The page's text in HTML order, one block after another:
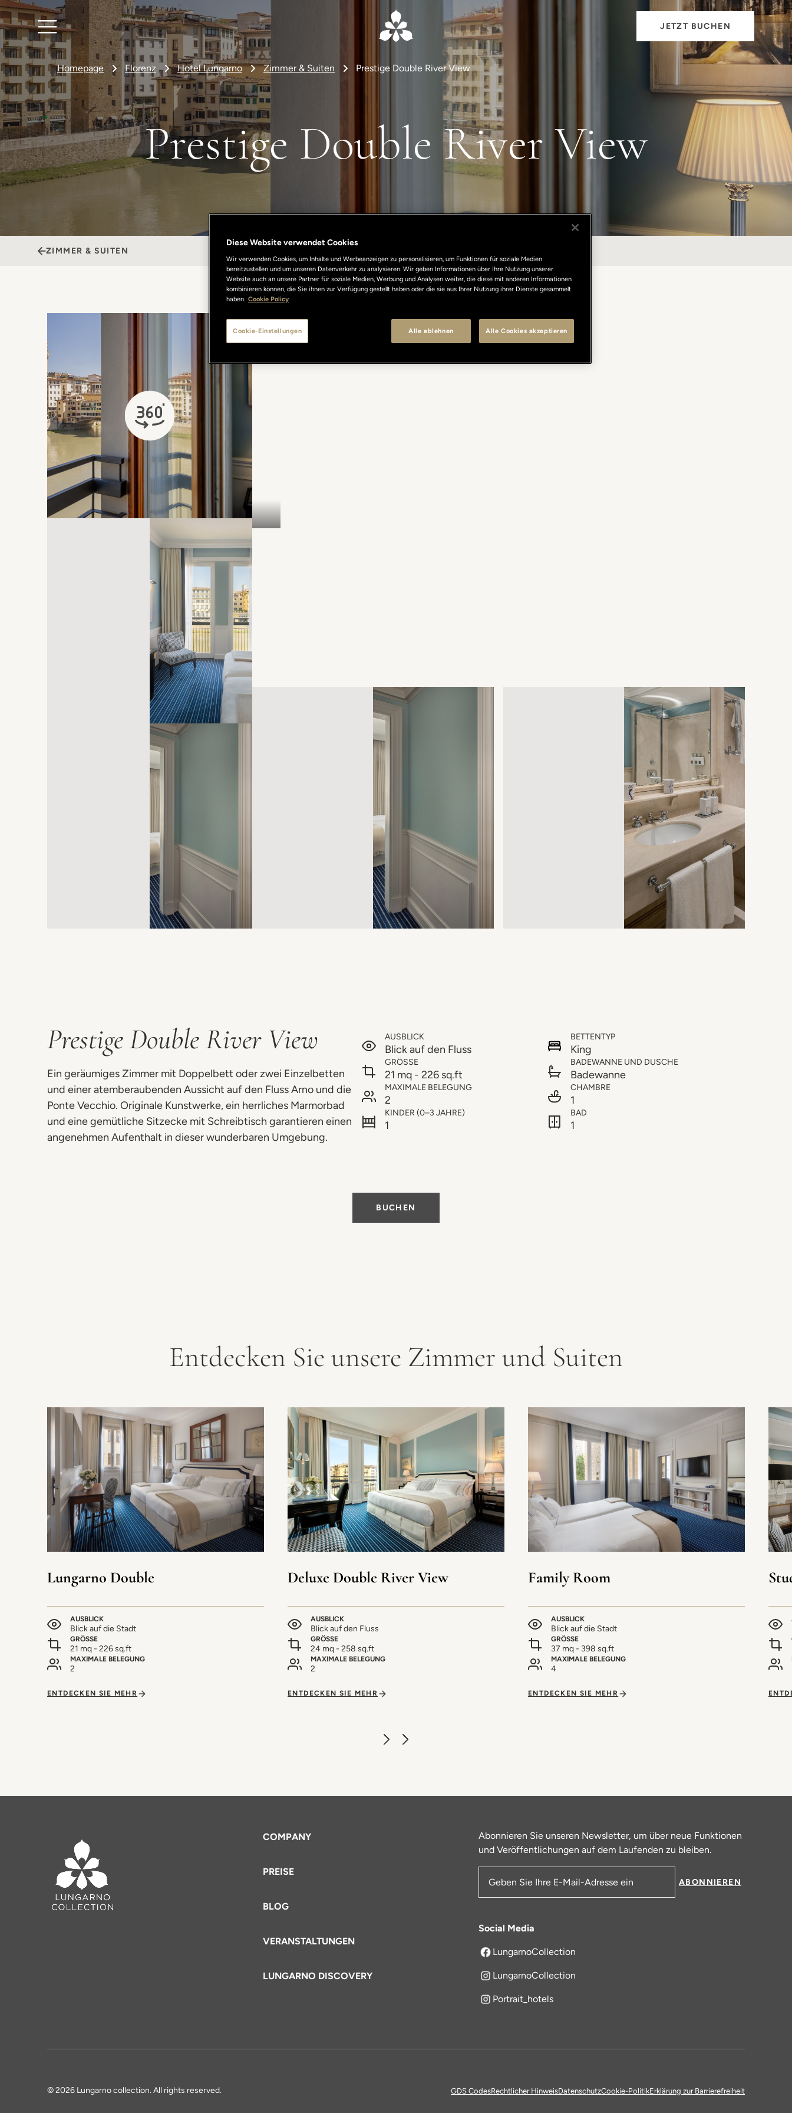
JETZT BUCHEN
Homepage Florenz Hotel Lungarno Zimmer & Suiten Prestige Double River View
Prestige Double River View
ZIMMER & SUITEN
öffnet sich in einem neuen Tab
Prestige Double River View
Ein geräumiges Zimmer mit Doppelbett oder zwei Einzelbetten
und einer atemberaubenden Aussicht auf den Fluss Arno und die
Ponte Vecchio. Originale Kunstwerke, ein herrliches Marmorbad
und eine gemütliche Sitzecke mit Schreibtisch garantieren einen
angenehmen Aufenthalt in dieser wunderbaren Umgebung.
AUSBLICK
Blick auf den Fluss
GRÖSSE
21 mq - 226 sq.ft
MAXIMALE BELEGUNG
2
KINDER (0–3 JAHRE)
1
BETTENTYP
King
BADEWANNE UND DUSCHE
Badewanne
CHAMBRE
1
BAD
1
BUCHEN
Entdecken Sie unsere Zimmer und Suiten
Lungarno Double
AUSBLICK
Blick auf die Stadt
GRÖSSE
21 mq - 226 sq.ft
MAXIMALE BELEGUNG
2
ENTDECKEN SIE MEHR
Deluxe Double River View
AUSBLICK
Blick auf den Fluss
GRÖSSE
24 mq - 258 sq.ft
MAXIMALE BELEGUNG
2
ENTDECKEN SIE MEHR
Family Room
AUSBLICK
Blick auf die Stadt
GRÖSSE
37 mq - 398 sq.ft
MAXIMALE BELEGUNG
4
ENTDECKEN SIE MEHR
COMPANY
PREISE
BLOG
VERANSTALTUNGEN
LUNGARNO DISCOVERY
Abonnieren Sie unseren Newsletter, um über neue Funktionen
und Veröffentlichungen auf dem Laufenden zu bleiben.
E-Mail-Adresse
ABONNIEREN
Social Media
LungarnoCollection
öffnet sich in einem neuen Tab
LungarnoCollection
Portrait_hotels
© 2026 Lungarno collection. All rights reserved. GDS CodesRechtlicher HinweisDatenschutzCookie-PolitikErklärung zur Barrierefreiheit
Diese Website verwendet Cookies
Wir verwenden Cookies, um Inhalte und Werbeanzeigen zu personalisieren, um Funktionen für soziale Medien
bereitzustellen und um unseren Datenverkehr zu analysieren. Wir geben Informationen über Ihre Nutzung unserer
Website auch an unsere Partner für soziale Medien, Werbung und Analysen weiter, die diese mit anderen Informationen
kombinieren können, die Sie ihnen zur Verfügung gestellt haben oder die sie aus Ihrer Nutzung ihrer Dienste gesammelt
haben. Cookie Policy
Alle ablehnen Alle Cookies akzeptieren
Cookie-Einstellungen